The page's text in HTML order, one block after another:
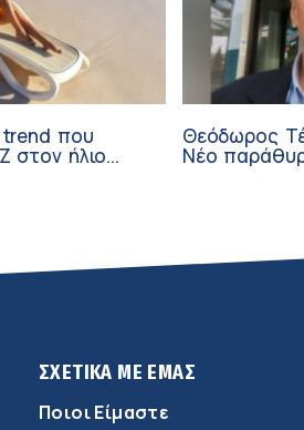
που
στον ήλιο
Θεόδωρος
Νέο
ΣΧΕΤΙΚΑ ΜΕ ΕΜΑΣ
Ποιοι Είμαστε